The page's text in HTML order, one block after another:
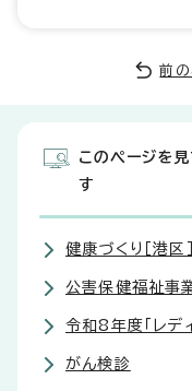
前の
このページを
す
健康づくり［港区］
公害保健福祉事
令和8年度「レデ
がん検診